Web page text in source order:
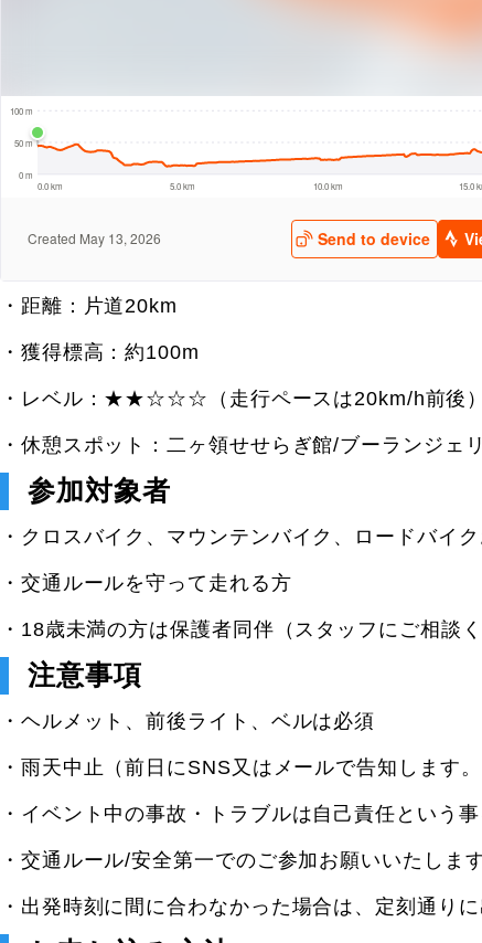
・距離：片道20km
・獲得標高：約100m
・レベル： ★★☆☆☆（走行ペースは20km/h前後）
・休憩スポット：二ヶ領せせらぎ館/ブーランジェ
参加対象者
・クロスバイク、マウンテンバイク、ロードバイ
・交通ルールを守って走れる方
・18歳未満の方は保護者同伴（スタッフにご相談く
注意事項
・ヘルメット、前後ライト、ベルは必須
・雨天中止（前日にSNS又はメールで告知します。
・イベント中の事故・トラブルは自己責任という
・交通ルール/安全第一でのご参加お願いいたします
・出発時刻に間に合わなかった場合は、定刻通り